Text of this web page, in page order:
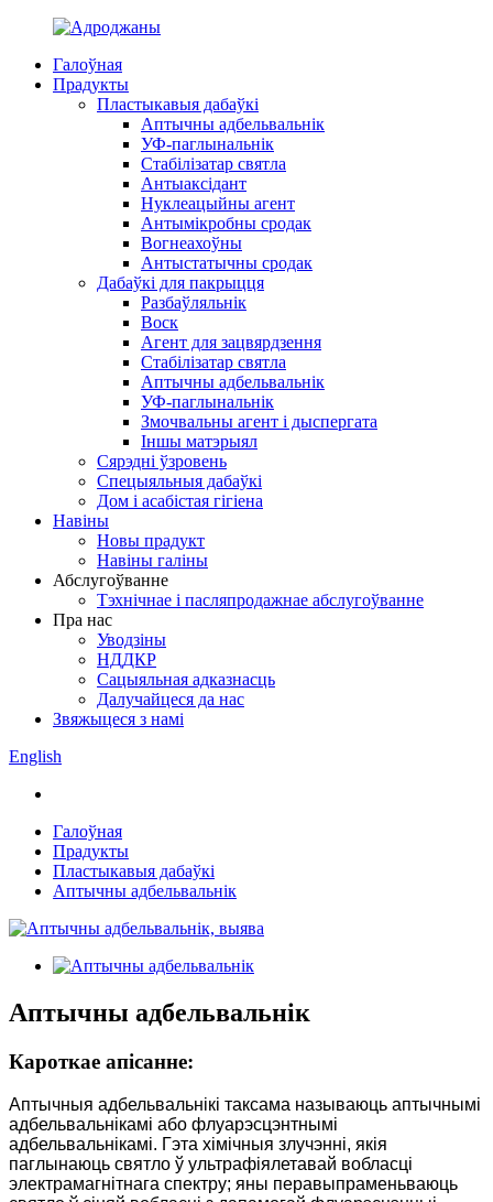
Галоўная
Прадукты
Пластыкавыя дабаўкі
Аптычны адбельвальнік
УФ-паглынальнік
Стабілізатар святла
Антыаксідант
Нуклеацыйны агент
Антымікробны сродак
Вогнеахоўны
Антыстатычны сродак
Дабаўкі для пакрыцця
Разбаўляльнік
Воск
Агент для зацвярдзення
Стабілізатар святла
Аптычны адбельвальнік
УФ-паглынальнік
Змочвальны агент і дыспергата
Іншы матэрыял
Сярэдні ўзровень
Спецыяльныя дабаўкі
Дом і асабістая гігіена
Навіны
Новы прадукт
Навіны галіны
Абслугоўванне
Тэхнічнае і пасляпродажнае абслугоўванне
Пра нас
Уводзіны
НДДКР
Сацыяльная адказнасць
Далучайцеся да нас
Звяжыцеся з намі
English
Галоўная
Прадукты
Пластыкавыя дабаўкі
Аптычны адбельвальнік
Аптычны адбельвальнік
Кароткае апісанне:
Аптычныя адбельвальнікі таксама называюць аптычнымі
адбельвальнікамі або флуарэсцэнтнымі
адбельвальнікамі. Гэта хімічныя злучэнні, якія
паглынаюць святло ў ультрафіялетавай вобласці
электрамагнітнага спектру; яны перавыпраменьваюць